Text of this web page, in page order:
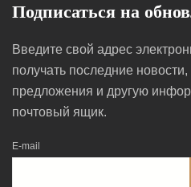
Подписаться на
Введите свой адрес
получать последние
предложения и другую
почтовый ящик.
E-mail